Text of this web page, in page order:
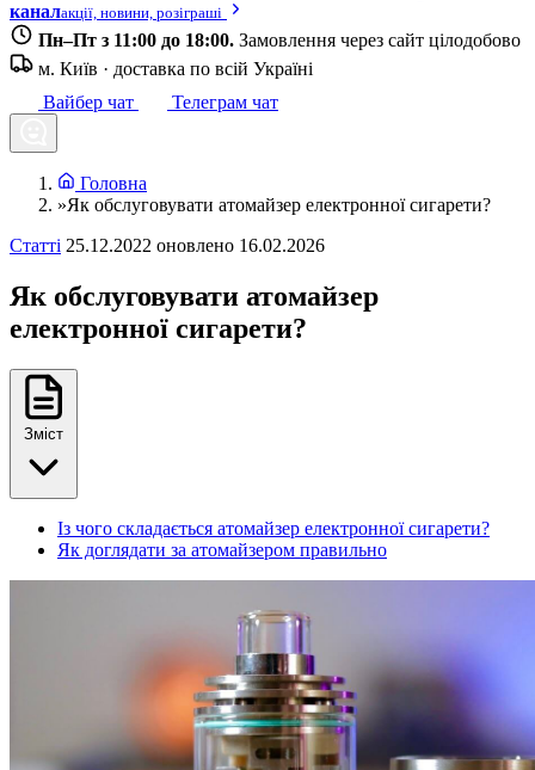
каналакції, новини, розіграші
Пн–Пт з 11:00 до 18:00. Замовлення через сайт цілодобово
м. Київ · доставка по всій Україні
Вайбер чат
Телеграм чат
Головна
»Як обслуговувати атомайзер електронної сигарети?
Статті 25.12.2022 оновлено 16.02.2026
Як обслуговувати атомайзер
електронної сигарети?
Зміст
Із чого складається атомайзер електронної сигарети?
Як доглядати за атомайзером правильно